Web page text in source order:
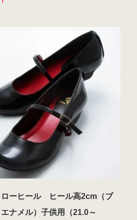
ーヒール ヒール高2cm（ブ
ナメル）子供用（21.0～